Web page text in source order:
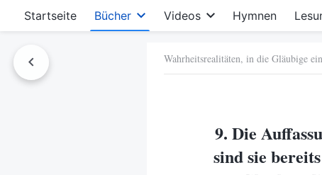
Startseite Bücher Videos Hymnen
Wahrheitsrealitäten, in die Gläubige
9. Die
sind sie